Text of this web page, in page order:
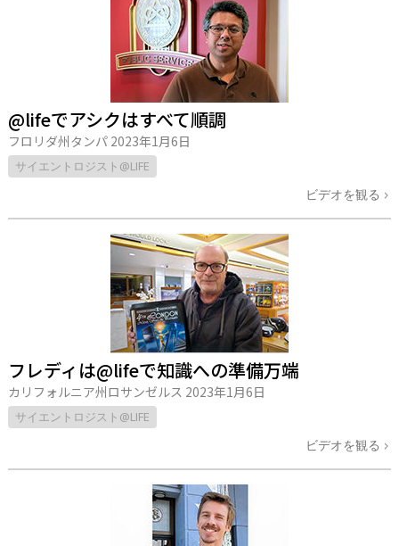
@lifeでアシクはすべて順調
フロリダ州タンパ 2023年1月6日
サイエントロジスト@LIFE
ビデオを観る
フレディは@lifeで知識への準備万端
カリフォルニア州ロサンゼルス 2023年1月6日
サイエントロジスト@LIFE
ビデオを観る